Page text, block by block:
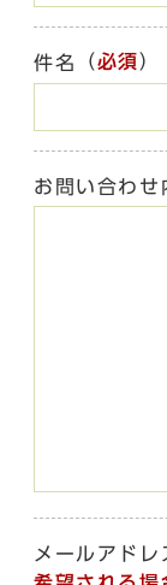
件名 （必須）
お問い合わせ
メールアドレ